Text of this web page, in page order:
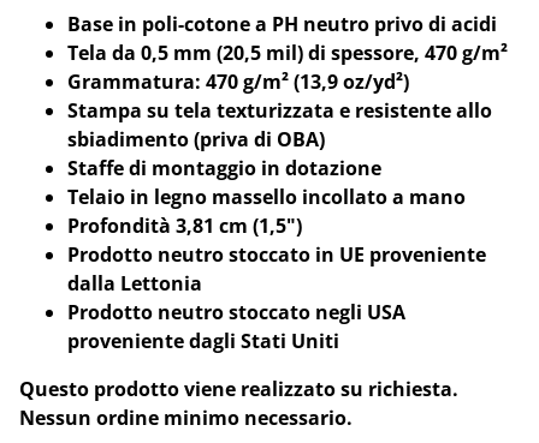
Base in poli-cotone a PH neutro privo di acidi
Tela da 0,5 mm (20,5 mil) di spessore, 470 g/m²
Grammatura: 470 g/m² (13,9 oz/yd²)
Stampa su tela texturizzata e resistente allo
sbiadimento (priva di OBA)
Staffe di montaggio in dotazione
Telaio in legno massello incollato a mano
Profondità 3,81 cm (1,5")
Prodotto neutro stoccato in UE proveniente
dalla Lettonia
Prodotto neutro stoccato negli USA
proveniente dagli Stati Uniti
Questo prodotto viene realizzato su richiesta.
Nessun ordine minimo necessario.